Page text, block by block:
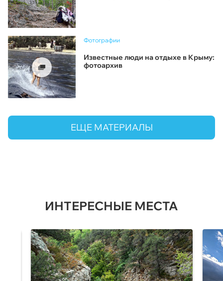
Фотографии
Известные люди на отдыхе в Крыму:
фотоархив
ЕЩЕ МАТЕРИАЛЫ
ИНТЕРЕСНЫЕ МЕСТА